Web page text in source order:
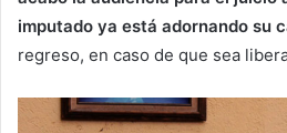
imputado ya está adornando su
regreso, en caso de que sea